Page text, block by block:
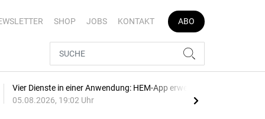
SHOP JOBS KONTAKT ABO
Vier Dienste in einer Anwendung: HEM-App erweitert
05.08.2026, 19:02 Uhr